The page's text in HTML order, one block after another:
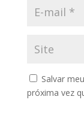
Salvar
próxima vez